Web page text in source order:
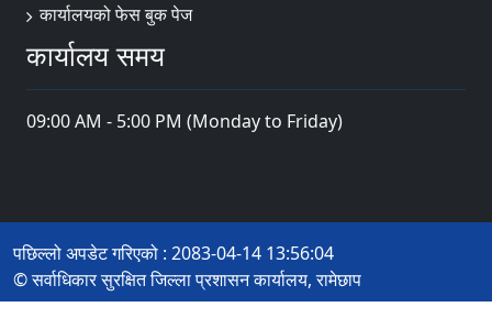
कार्यालयको फेस बुक पेज
कार्यालय समय
09:00 AM - 5:00 PM (Monday to Friday)
पछिल्लो अपडेट गरिएको : 2083-04-14 13:56:04
© सर्वाधिकार सुरक्षित जिल्ला प्रशासन कार्यालय, रामेछाप